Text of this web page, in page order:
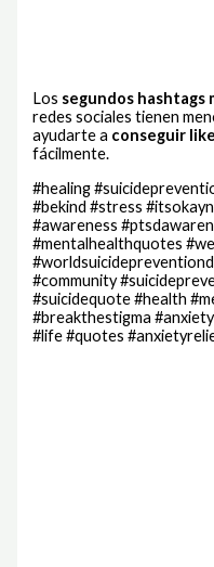
Los segundos hashtags
redes sociales tienen
ayudarte a conseguir
fácilmente.
#healing
#bekind #stress
#awareness
#mentalhealthquotes
#community
#suicidequote #health
#breakthestigma
#life #quotes